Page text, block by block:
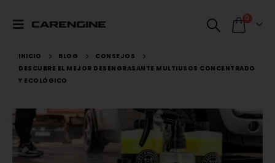
0
INICIO BLOG
CONSEJOS
DESCUBRE EL MEJOR DESENGRASANTE MULTIUSOS CONCENTRADO
Y ECOLÓGICO